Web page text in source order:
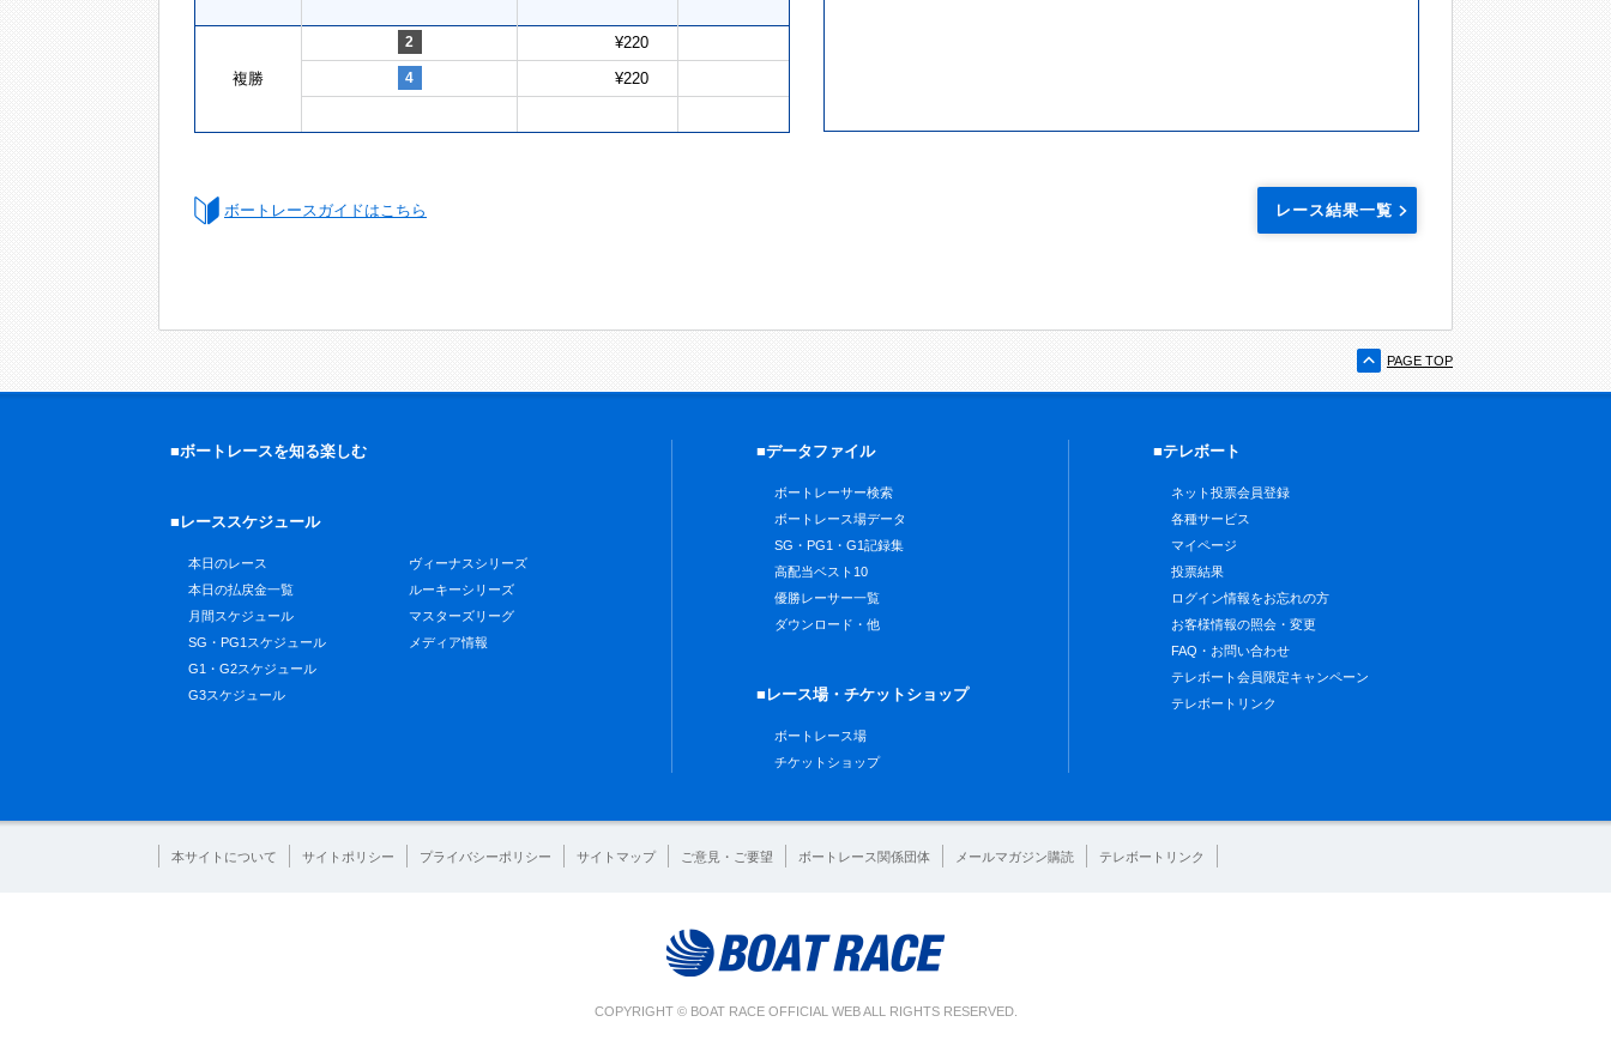
複勝
2 ¥220
4 ¥220
ボートレースガイドはこちら レース結果一覧
PAGE TOP
■ボートレースを知る楽しむ
■レーススケジュール
本日のレース
本日の払戻金一覧
月間スケジュール
SG・PG1スケジュール
G1・G2スケジュール
G3スケジュール
ヴィーナスシリーズ
ルーキーシリーズ
マスターズリーグ
メディア情報
■データファイル
ボートレーサー検索
ボートレース場データ
SG・PG1・G1記録集
高配当ベスト10
優勝レーサー一覧
ダウンロード・他
■レース場・チケットショップ
ボートレース場
チケットショップ
■テレボート
ネット投票会員登録
各種サービス
マイページ
投票結果
ログイン情報をお忘れの方
お客様情報の照会・変更
FAQ・お問い合わせ
テレボート会員限定キャンペーン
テレボートリンク
本サイトについて サイトポリシー プライバシーポリシー サイトマップ ご意見・ご要望 ボートレース関係団体 メールマガジン購読 テレボートリンク
COPYRIGHT © BOAT RACE OFFICIAL WEB ALL RIGHTS RESERVED.